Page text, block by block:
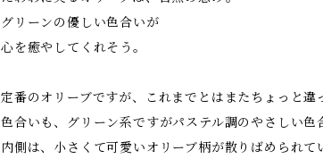
グリーンの優しい色合いが
心を癒やしてくれそう。
定番のオリーブですが、これまでとはまたちょっと違
色合いも、グリーン系ですがパステル調のやさしい色
内側は、小さくて可愛いオリーブ柄が散りばめられて